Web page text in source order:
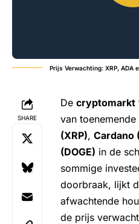
Prijs Verwachting: XRP, ADA
SHARE
De cryptomarkt
van
(XRP), Cardano
(DOGE) in de
sommige
doorbraak, lijkt
afwachtende
de prijs